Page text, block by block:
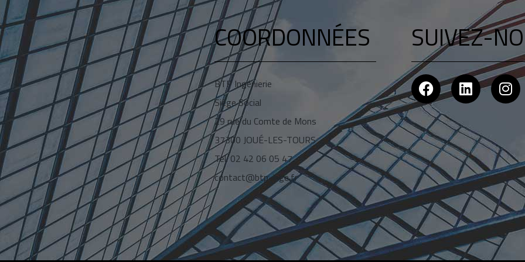
COORDONNÉES
BTP Ingénierie
Siège Social
29 rue du Comte de Mons
37300 JOUÉ-LES-TOURS
Tel. 02 42 06 05 47
contact@btp-inge.fr
SUIVEZ-